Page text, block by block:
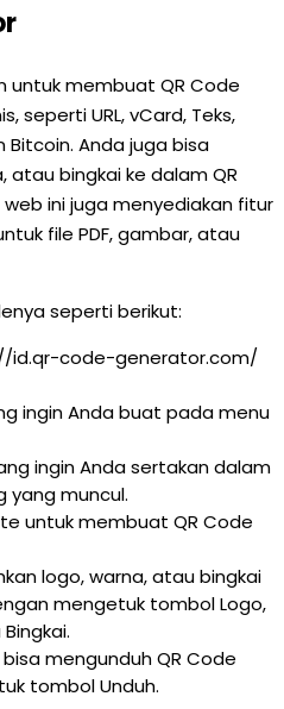
untuk membuat QR Code
seperti URL, vCard, Teks,
Bitcoin. Anda juga bisa
atau bingkai ke dalam QR
ini juga menyediakan fitur
file PDF, gambar, atau
seperti berikut:
id.qr-code-generator.com/
ingin Anda buat pada menu
ingin Anda sertakan dalam
yang muncul.
untuk membuat QR Code
logo, warna, atau bingkai
mengetuk tombol Logo,
mengunduh QR Code
tombol Unduh.